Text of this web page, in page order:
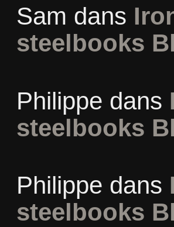
Sam dans
steelbooks
Philippe dans
steelbooks
Philippe dans
steelbooks